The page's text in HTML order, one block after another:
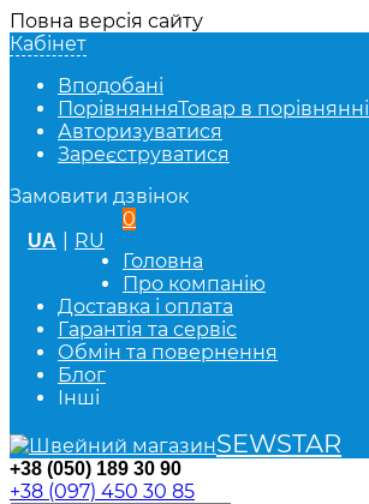
Повна версія сайту
Кабінет
Вподобані
ПорівнянняТовар в порівнянні
Авторизуватися
Зареєструватися
Замовити дзвінок
UA RU
0
Головна
Про компанію
Доставка і оплата
Гарантія та сервіс
Обмін та повернення
Блог
Інші
SEWSTAR
+38 (050) 189 30 90
+38 (097) 450 30 85